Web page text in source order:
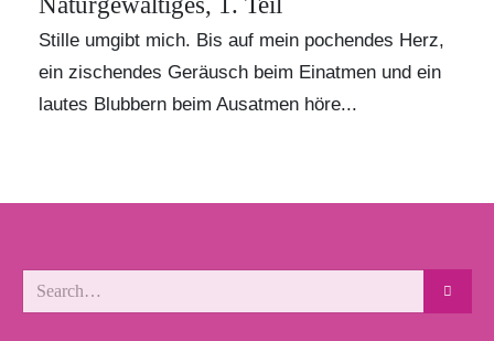
Stille umgibt mich. Bis auf mein pochendes Herz,
ein zischendes Geräusch beim Einatmen und ein
lautes Blubbern beim Ausatmen höre...